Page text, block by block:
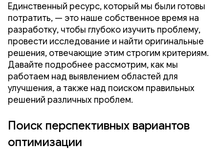
Единственный ресурс, который мы были готовы
потратить, — это наше собственное время на
разработку, чтобы глубоко изучить проблему,
провести исследование и найти оригинальные
решения, отвечающие этим строгим критериям.
Давайте подробнее рассмотрим, как мы
работаем над выявлением областей для
улучшения, а также над поиском правильных
решений различных проблем.
Поиск перспективных вариантов
оптимизации